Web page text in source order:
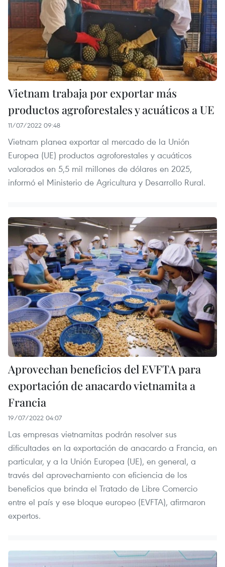
Vietnam trabaja por exportar más
productos agroforestales y acuáticos a UE
11/07/2022 09:48
Vietnam planea exportar al mercado de la Unión
Europea (UE) productos agroforestales y acuáticos
valorados en 5,5 mil millones de dólares en 2025,
informó el Ministerio de Agricultura y Desarrollo Rural.
Aprovechan beneficios del EVFTA para
exportación de anacardo vietnamita a
Francia
19/07/2022 04:07
Las empresas vietnamitas podrán resolver sus
dificultades en la exportación de anacardo a Francia, en
particular, y a la Unión Europea (UE), en general, a
través del aprovechamiento con eficiencia de los
beneficios que brinda el Tratado de Libre Comercio
entre el país y ese bloque europeo (EVFTA), afirmaron
expertos.